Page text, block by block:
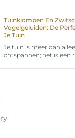
Tuinklompen En
Vogelgeluiden: De
Je Tuin
Je tuin is meer dan
ontspannen; het is een